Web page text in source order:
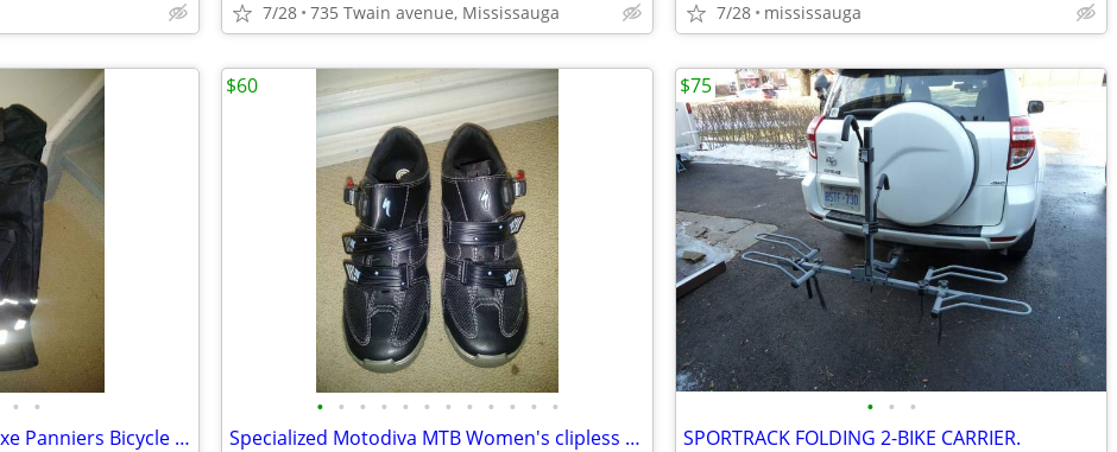
7/28 735 Twain avenue, Mississauga 7/28 mississauga
• •
Set of TWO Schwinn Deluxe Panniers Bicycle Bags
• • • • • • • • • • • •
Specialized Motodiva MTB Women's clipless shoes
$60
• • •
SPORTRACK FOLDING 2-BIKE CARRIER.
$75